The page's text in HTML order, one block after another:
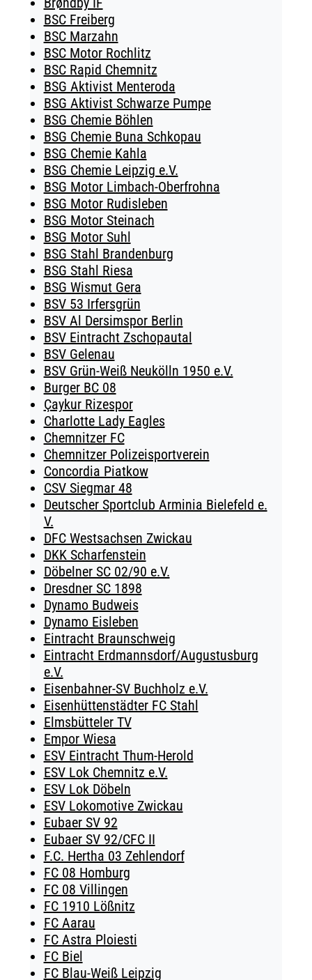
BSC Freiberg
BSC Marzahn
BSC Motor Rochlitz
BSC Rapid Chemnitz
BSG Aktivist Menteroda
BSG Aktivist Schwarze Pumpe
BSG Chemie Böhlen
BSG Chemie Buna Schkopau
BSG Chemie Kahla
BSG Chemie Leipzig e.V.
BSG Motor Limbach-Oberfrohna
BSG Motor Rudisleben
BSG Motor Steinach
BSG Motor Suhl
BSG Stahl Brandenburg
BSG Stahl Riesa
BSG Wismut Gera
BSV 53 Irfersgrün
BSV Al Dersimspor Berlin
BSV Eintracht Zschopautal
BSV Gelenau
BSV Grün-Weiß Neukölln 1950 e.V.
Burger BC 08
Çaykur Rizespor
Charlotte Lady Eagles
Chemnitzer FC
Chemnitzer Polizeisportverein
Concordia Piatkow
CSV Siegmar 48
Deutscher Sportclub Arminia Bielefeld e.
V.
DFC Westsachsen Zwickau
DKK Scharfenstein
Döbelner SC 02/90 e.V.
Dresdner SC 1898
Dynamo Budweis
Dynamo Eisleben
Eintracht Braunschweig
Eintracht Erdmannsdorf/Augustusburg
e.V.
Eisenbahner-SV Buchholz e.V.
Eisenhüttenstädter FC Stahl
Elmsbütteler TV
Empor Wiesa
ESV Eintracht Thum-Herold
ESV Lok Chemnitz e.V.
ESV Lok Döbeln
ESV Lokomotive Zwickau
Eubaer SV 92
Eubaer SV 92/CFC II
F.C. Hertha 03 Zehlendorf
FC 08 Homburg
FC 08 Villingen
FC 1910 Lößnitz
FC Aarau
FC Astra Ploiesti
FC Biel
FC Blau-Weiß Leipzig